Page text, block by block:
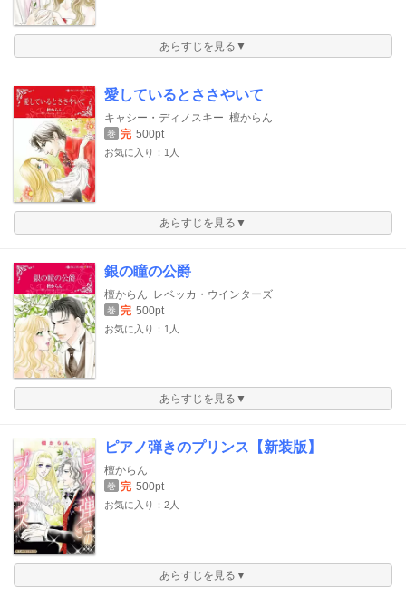
あらすじを見る▼
愛しているとささやいて
キャシー・ディノスキー 檀からん
巻 完 500pt
お気に入り：1人
あらすじを見る▼
銀の瞳の公爵
檀からん レベッカ・ウインターズ
巻 完 500pt
お気に入り：1人
あらすじを見る▼
ピアノ弾きのプリンス【新装版】
檀からん
巻 完 500pt
お気に入り：2人
あらすじを見る▼